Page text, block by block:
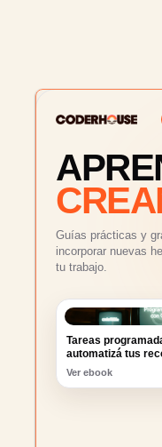
Guías prácticas y
incorporar nuevas
tu trabajo.
Tareas
automatizá tus
Ver ebook